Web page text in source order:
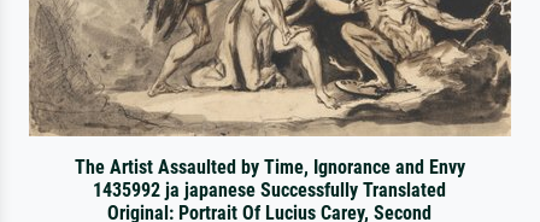
The Artist Assaulted by Time, Ignorance and Envy
1435992 ja japanese Successfully Translated
Original: Portrait Of Lucius Carey, Second